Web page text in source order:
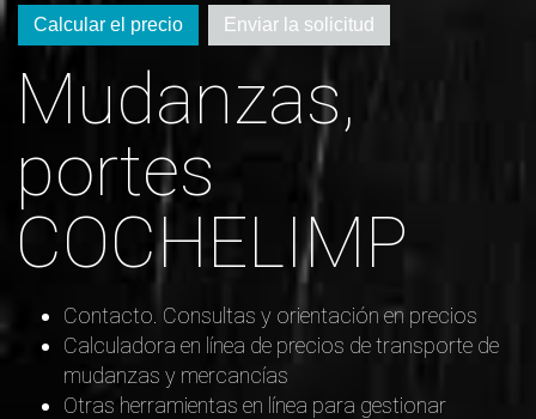
Calcular el precio Enviar la solicitud
Mudanzas,
portes
COCHELIMP
Contacto. Consultas y orientación en precios
Calculadora en línea de precios de transporte de
mudanzas y mercancías
Otras herramientas en línea para gestionar